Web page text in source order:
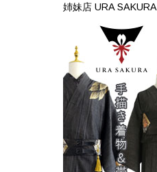
姉妹店 URA SAKURA